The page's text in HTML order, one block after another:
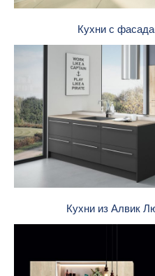
Кухни с
Кухни из Алвик